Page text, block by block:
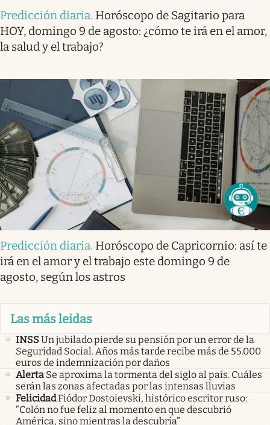
Predicción diaria. Horóscopo de Sagitario para
HOY, domingo 9 de agosto: ¿cómo te irá en el amor,
la salud y el trabajo?
Predicción diaria. Horóscopo de Capricornio: así te
irá en el amor y el trabajo este domingo 9 de
agosto, según los astros
Las más leidas
INSSUn jubilado pierde su pensión por un error de la
Seguridad Social. Años más tarde recibe más de 55.000
euros de indemnización por daños
Alerta Se aproxima la tormenta del siglo al país. Cuáles
serán las zonas afectadas por las intensas lluvias
FelicidadFiódor Dostoievski, histórico escritor ruso:
“Colón no fue feliz al momento en que descubrió
América, sino mientras la descubría”